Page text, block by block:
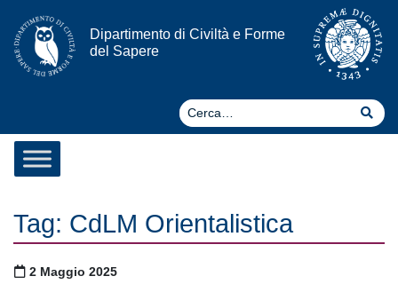
Vai al contenuto
Dipartimento di Civiltà e Forme
del Sapere
Tag: CdLM Orientalistica
Pubblicato il
2 Maggio 2025